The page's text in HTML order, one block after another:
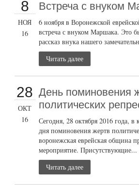
8
НОЯ
16
Встреча с внуком
6 ноября в Воронежской
встреча с внуком Маршака. Это
рассказ внука нашего
Читать далее
28
ОКТ
16
День поминовения
политических
Сегодня, 28 октября 2016 года, в
дня поминовения жертв
воронежская еврейская община
мероприятие. Присутствующие...
Читать далее